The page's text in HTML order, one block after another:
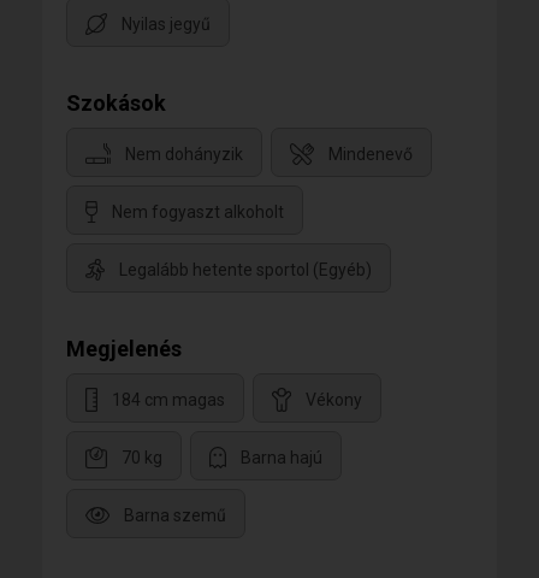
Nyilas jegyű
Szokások
Nem dohányzik Mindenevő
Nem fogyaszt alkoholt
Legalább hetente sportol (Egyéb)
Megjelenés
184 cm magas Vékony
70 kg Barna hajú
Barna szemű